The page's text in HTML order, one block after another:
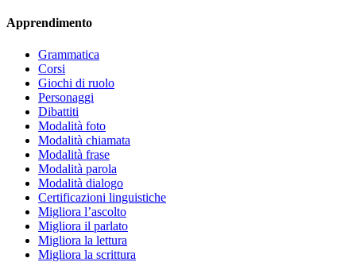
Apprendimento
Grammatica
Corsi
Giochi di ruolo
Personaggi
Dibattiti
Modalità foto
Modalità chiamata
Modalità frase
Modalità parola
Modalità dialogo
Certificazioni linguistiche
Migliora l’ascolto
Migliora il parlato
Migliora la lettura
Migliora la scrittura